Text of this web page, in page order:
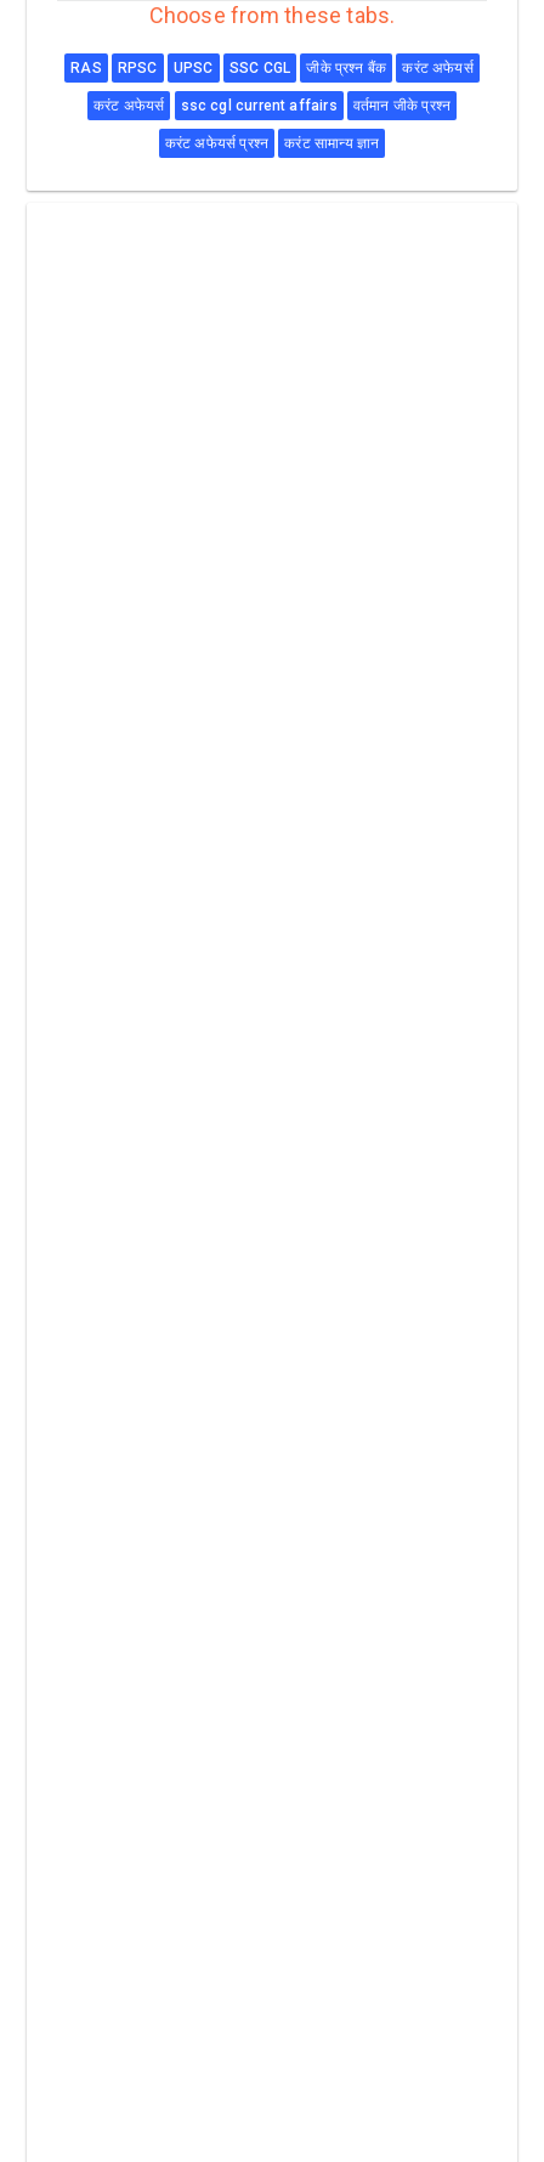
Choose from these tabs.
RAS RPSC UPSC SSC CGL जीके प्रश्न बैंक करंट अफेयर्स
करंट अफेयर्स ssc cgl current affairs वर्तमान जीके प्रश्न
करंट अफेयर्स प्रश्न करंट सामान्य ज्ञान